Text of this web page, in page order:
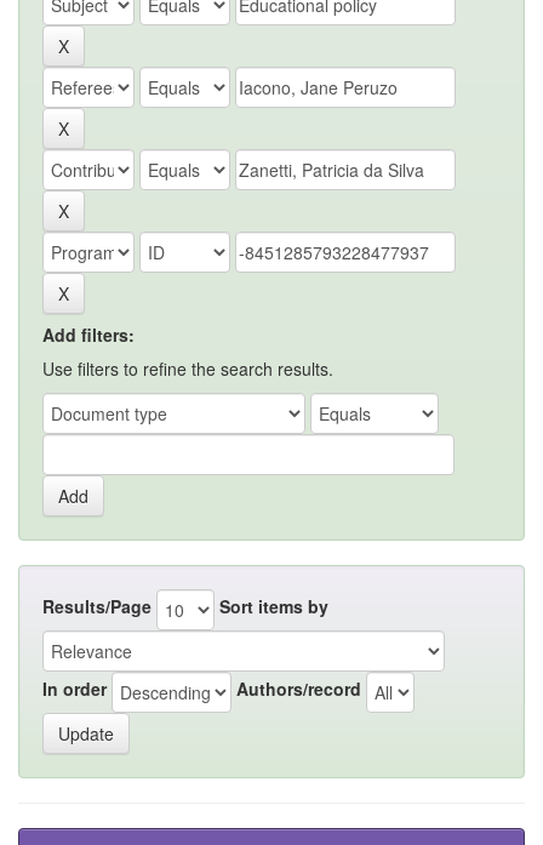
Add filters:
Use filters to refine the search results.
Results/Page Sort items by
In order Authors/record